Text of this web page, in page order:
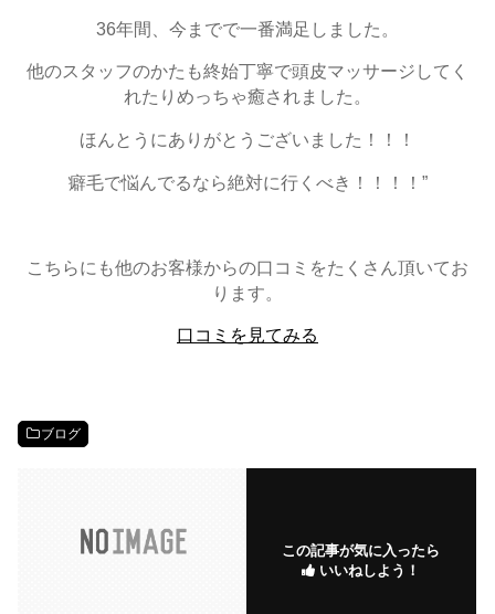
36年間、今までで一番満足しました。
他のスタッフのかたも終始丁寧で頭皮マッサージしてく
れたりめっちゃ癒されました。
ほんとうにありがとうございました！！！
癖毛で悩んでるなら絶対に行くべき！！！！”
こちらにも他のお客様からの口コミをたくさん頂いてお
ります。
口コミを見てみる
ブログ
この記事が気に入ったら
いいねしよう！